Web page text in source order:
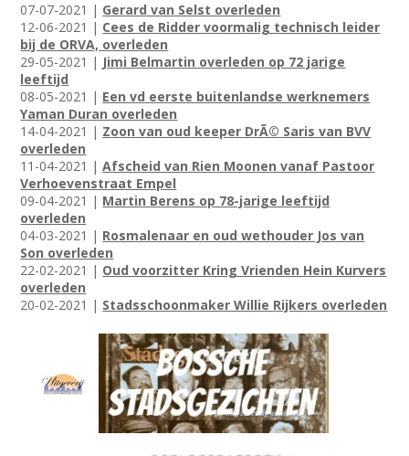
07-07-2021 | Gerard van Selst overleden
12-06-2021 | Cees de Ridder voormalig technisch leider
bij de ORVA, overleden
29-05-2021 | Jimi Belmartin overleden op 72 jarige
leeftijd
08-05-2021 | Een vd eerste buitenlandse werknemers
Yaman Duran overleden
14-04-2021 | Zoon van oud keeper DrÃ© Saris van BVV
overleden
11-04-2021 |Afscheid van Rien Moonen vanaf Pastoor
Verhoevenstraat Empel
09-04-2021 | Martin Berens op 78-jarige leeftijd
overleden
04-03-2021 | Rosmalenaar en oud wethouder Jos van
Son overleden
22-02-2021 | Oud voorzitter Kring Vrienden Hein Kurvers
overleden
20-02-2021 | Stadsschoonmaker Willie Rijkers overleden